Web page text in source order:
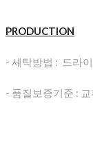
PRODUCTION
- 세탁방법 : 드라
- 품질보증기준 :